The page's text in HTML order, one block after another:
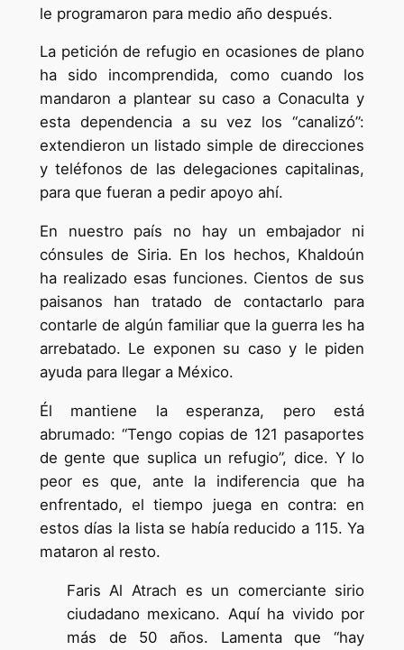
le programaron para medio año después.
La petición de refugio en ocasiones de plano
ha sido incomprendida, como cuando los
mandaron a plantear su caso a Conaculta y
esta dependencia a su vez los “canalizó”:
extendieron un listado simple de direcciones
y teléfonos de las delegaciones capitalinas,
para que fueran a pedir apoyo ahí.
En nuestro país no hay un embajador ni
cónsules de Siria. En los hechos, Khaldoún
ha realizado esas funciones. Cientos de sus
paisanos han tratado de contactarlo para
contarle de algún familiar que la guerra les ha
arrebatado. Le exponen su caso y le piden
ayuda para llegar a México.
Él mantiene la esperanza, pero está
abrumado: “Tengo copias de 121 pasaportes
de gente que suplica un refugio”, dice. Y lo
peor es que, ante la indiferencia que ha
enfrentado, el tiempo juega en contra: en
estos días la lista se había reducido a 115. Ya
mataron al resto.
Faris Al Atrach es un comerciante sirio
ciudadano mexicano. Aquí ha vivido por
más de 50 años. Lamenta que “hay